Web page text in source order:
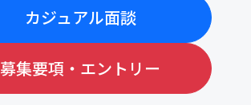
カジュアル面談
募集要項・エントリー